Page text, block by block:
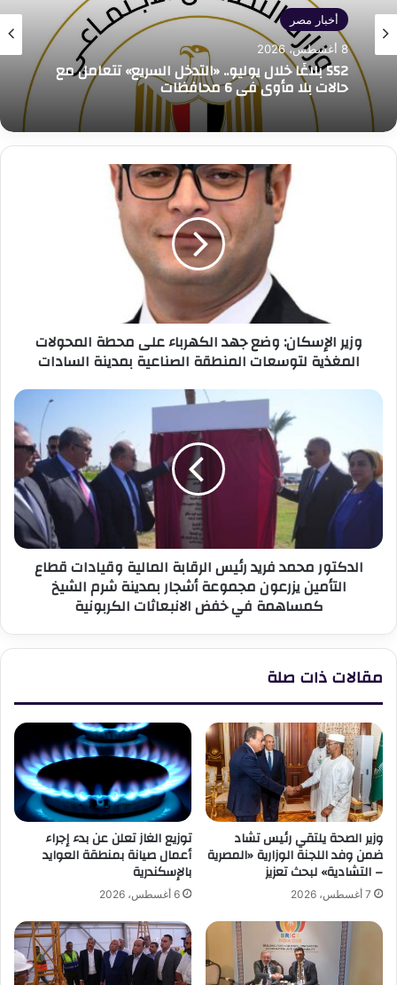
أخبار مصر
8 أغسطس، 2026
552 بلاغًا خلال يوليو.. «التدخل السريع» تتعامل مع
حالات بلا مأوى في 6 محافظات
لتوسعات
المنطقة
بمدينة
وزير الإسكان: وضع جهد الكهرباء على محطة المحولات
المغذية لتوسعات المنطقة الصناعية بمدينة السادات
الدكتور
رئيس
الرقابة
المالية
وقيادات
التأمين
يزرعون
مجموعة
كمساهمة
الانبعاثات
الكربونية
الدكتور محمد فريد رئيس الرقابة المالية وقيادات قطاع
التأمين يزرعون مجموعة أشجار بمدينة شرم الشيخ
كمساهمة في خفض الانبعاثات الكربونية
مقالات ذات صلة
وزير الصحة يلتقي رئيس تشاد
ضمن وفد اللجنة الوزارية «المصرية
– التشادية» لبحث تعزيز
7 أغسطس، 2026
توزيع الغاز تعلن عن بدء إجراء
أعمال صيانة بمنطقة العوايد
بالإسكندرية
6 أغسطس، 2026